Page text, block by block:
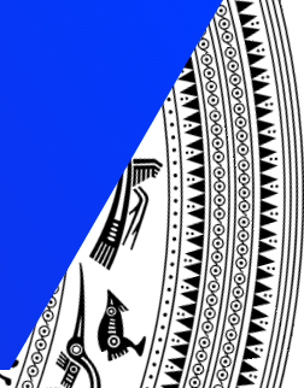
hoặc độc giả.
lần và với tỷ lệ phần trăm như
công cụ tìm kiếm.